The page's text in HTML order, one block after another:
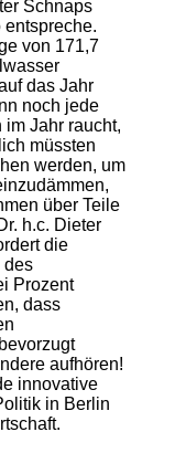
Schnaps
von 171,7
das Jahr
noch jede
im Jahr raucht,
müssten
werden, um
über Teile
h.c. Dieter
die
des
Prozent
dass
aufhören!
innovative
in Berlin